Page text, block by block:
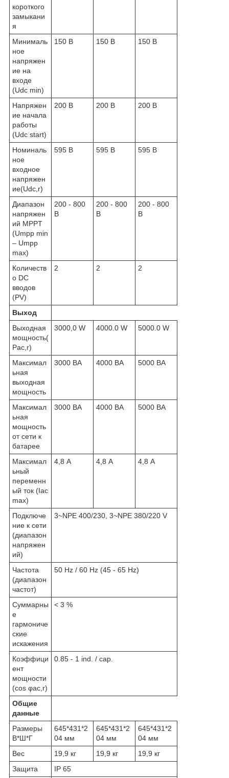
короткого
замыкани
я
Минималь
ное
напряжен
ие на
входе
(Udc min)
150 В 150 В 150 В
Напряжен
ие начала
работы
(Udc start)
200 В 200 В 200 В
Номиналь
ное
входное
напряжен
ие(Udc,r)
595 В 595 В 595 В
Диапазон
напряжен
ий MPPT
(Umpp min
– Umpp
max)
200 - 800
В
200 - 800
В
200 - 800
В
Количеств
о DC
вводов
(PV)
2 2 2
Выход
Выходная
мощность(
Pac,r)
3000,0 W 4000.0 W 5000.0 W
Максимал
ьная
выходная
мощность
3000 ВА 4000 ВА 5000 ВА
Максимал
ьная
мощность
от сети к
батарее
3000 ВА 4000 ВА 5000 ВА
Максимал
ьный
переменн
ый ток (Iac
max)
4,8 А 4,8 А 4,8 А
Подключе
ние к сети
(диапазон
напряжен
ий)
3~NPE 400/230, 3~NPE 380/220 V
Частота
(диапазон
частот)
50 Hz / 60 Hz (45 - 65 Hz)
Суммарны
е
гармониче
ские
искажения
< 3 %
Коэффици
ент
мощности
(cos φac,r)
0.85 - 1 ind. / cap.
Общие
данные
Размеры
В*Ш*Г
645*431*2
04 мм
645*431*2
04 мм
645*431*2
04 мм
Вес
19,9 кг 19,9 кг
19,9 кг
Защита
IP 65